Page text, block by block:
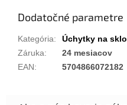
Dodatočné parametre
Kategória:
Úchytky na sklo
Záruka:
24 mesiacov
EAN: 5704866072182